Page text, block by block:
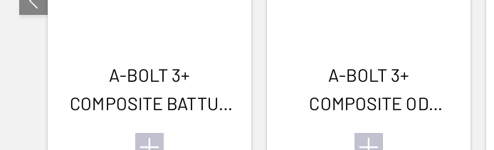
A-BOLT 3+
COMPOSITE BATTUE
THREADED
A-BOLT 3+
COMPOSITE OD
GREEN THREADED